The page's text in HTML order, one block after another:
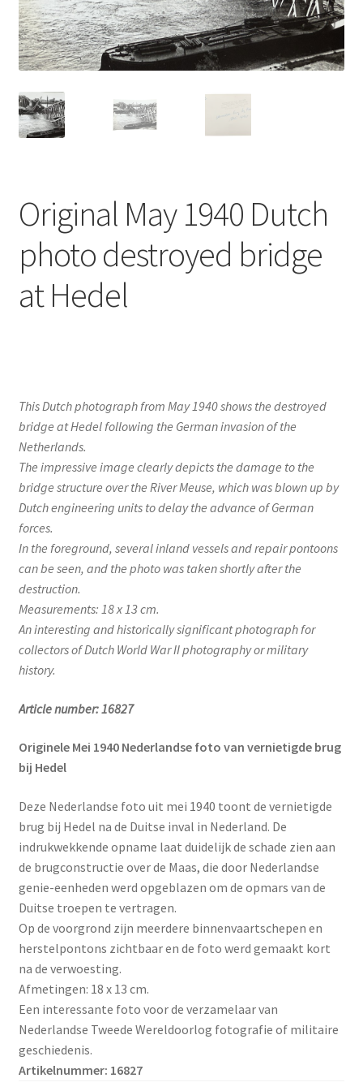
Original May 1940 Dutch
photo destroyed bridge
at Hedel
This Dutch photograph from May 1940 shows the destroyed
bridge at Hedel following the German invasion of the
Netherlands.
The impressive image clearly depicts the damage to the
bridge structure over the River Meuse, which was blown up by
Dutch engineering units to delay the advance of German
forces.
In the foreground, several inland vessels and repair pontoons
can be seen, and the photo was taken shortly after the
destruction.
Measurements: 18 x 13 cm.
An interesting and historically significant photograph for
collectors of Dutch World War II photography or military
history.
Article number: 16827
Originele Mei 1940 Nederlandse foto van vernietigde brug
bij Hedel
Deze Nederlandse foto uit mei 1940 toont de vernietigde
brug bij Hedel na de Duitse inval in Nederland. De
indrukwekkende opname laat duidelijk de schade zien aan
de brugconstructie over de Maas, die door Nederlandse
genie-eenheden werd opgeblazen om de opmars van de
Duitse troepen te vertragen.
Op de voorgrond zijn meerdere binnenvaartschepen en
herstelpontons zichtbaar en de foto werd gemaakt kort
na de verwoesting.
Afmetingen: 18 x 13 cm.
Een interessante foto voor de verzamelaar van
Nederlandse Tweede Wereldoorlog fotografie of militaire
geschiedenis.
Artikelnummer: 16827